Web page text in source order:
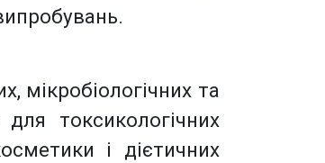
мікробіологічних та
токсикологічних
і дієтичних